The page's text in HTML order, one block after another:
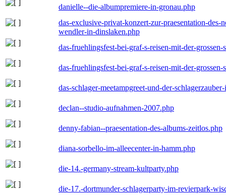
danielle--die-albumpremiere-in-gronau.php
das-exclusive-privat-konzert-zur-praesentation-
wendler-in-dinslaken.php
das-fruehlingsfest-bei-graf-s-reisen-mit-der-
das-fruehlingsfest-bei-graf-s-reisen-mit-der-
das-schlager-meetampgreet-und-der-
declan--studio-aufnahmen-2007.php
denny-fabian--praesentation-des-albums-zeitlos.php
diana-sorbello-im-alleecenter-in-hamm.php
die-14.-germany-stream-kultparty.php
die-17.-dortmunder-schlagerparty-im-revierpark-